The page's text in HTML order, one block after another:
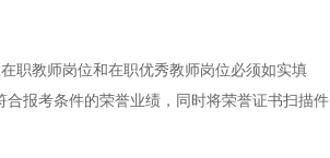
职教师岗位和在职优秀教师岗位必须如实填
报考条件的荣誉业绩，同时将荣誉证书扫描件